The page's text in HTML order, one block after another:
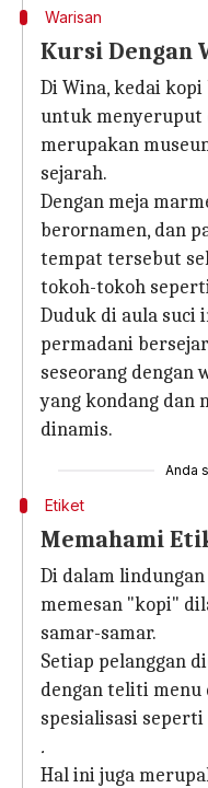
Warisan
Kursi Dengan
Di Wina, kedai
untuk menyeruput
merupakan
sejarah.
Dengan meja
berornamen, dan
tempat tersebut
tokoh-tokoh
Duduk di aula
permadani
seseorang
yang kondang dan
dinamis.
Anda
Etiket
Memahami
Di dalam
memesan "kopi"
samar-samar.
Setiap pelanggan
dengan teliti
spesialisasi seperti
.
Hal ini juga